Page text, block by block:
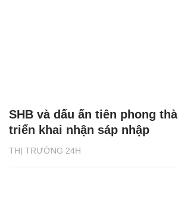
THỊ TRƯỜNG 24H
SHB và dấu ấn tiên phong
triển khai nhận sáp nhập